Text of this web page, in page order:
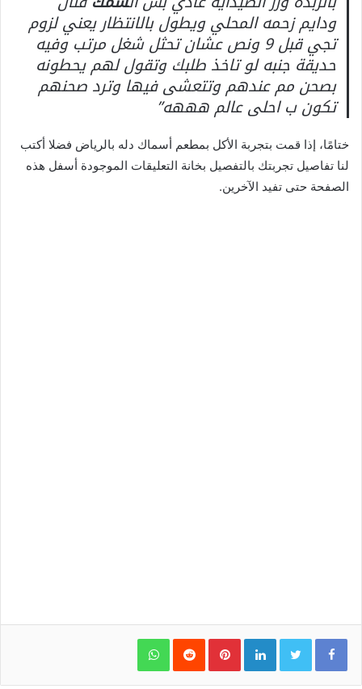
ودايم زحمه المحلي ويطول بالانتظار يعني لزوم
تجي قبل 9 ونص عشان تحثل شغل مرتب وفيه
حديقة جنبه لو تاخذ طلبك وتقول لهم يحطونه
بصحن مم عندهم وتتعشى فيها وترد صحنهم
تكون ب احلى عالم هههه”
ختامًا، إذا قمت بتجربة الأكل بمطعم أسماك دله بالرياض فضلا أكتب
لنا تفاصيل تجربتك بالتفصيل بخانة التعليقات الموجودة أسفل هذه
الصفحة حتى تفيد الآخرين.
LinkedIn
Pinterest
WhatsApp